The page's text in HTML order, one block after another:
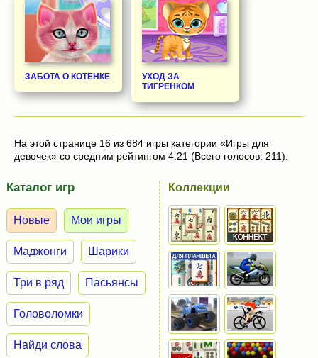
ЗАБОТА О КОТЕНКЕ
УХОД ЗА
ТИГРЕНКОМ
На этой странице 16 из 684 игры категории «Игры для
девочек» со средним рейтингом 4.21 (Всего голосов: 211).
Каталог игр
Новые Мои игры
Маджонги Шарики
Три в ряд Пасьянсы
Головоломки
Найди слова
Коллекции